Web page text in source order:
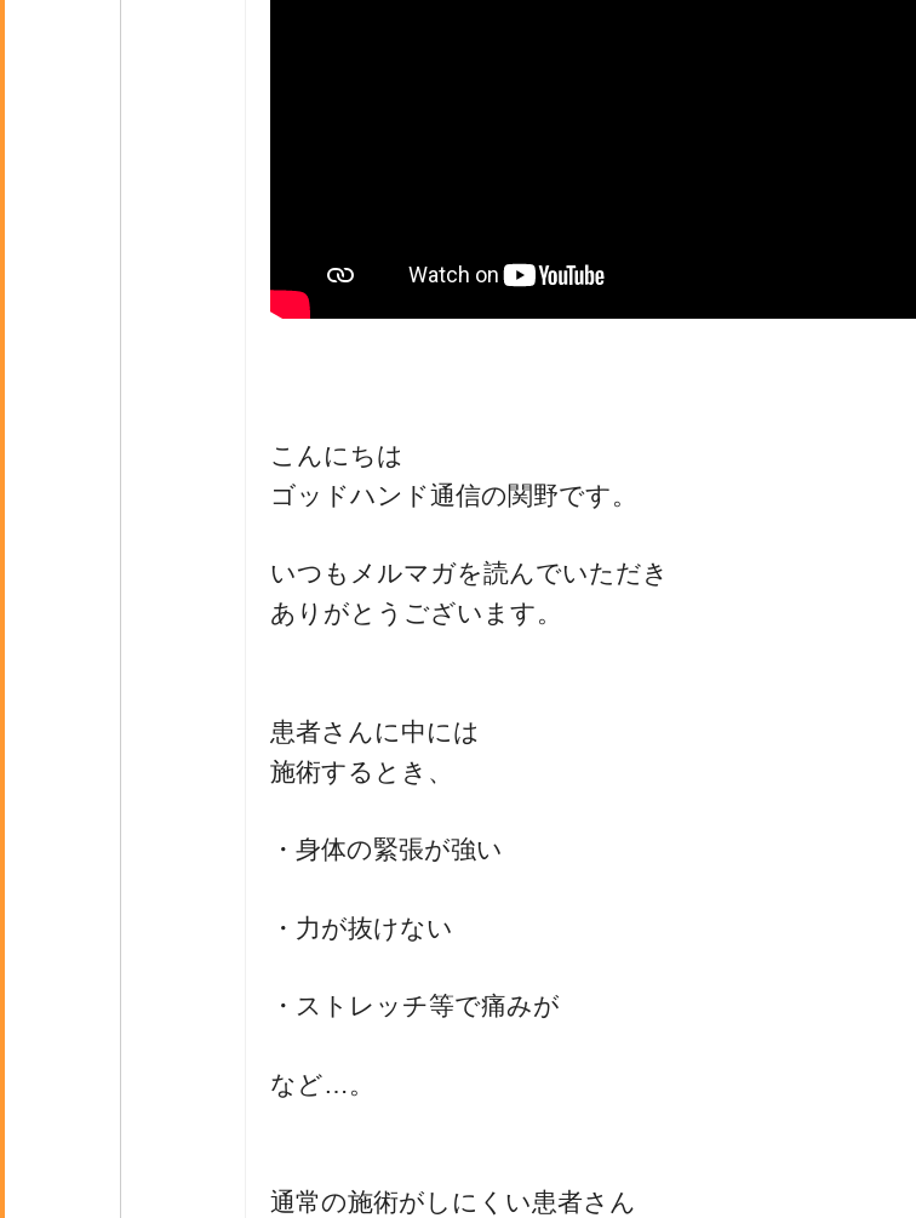
こんにちは
ゴッドハンド通信の関野です。
いつもメルマガを読んでいただき
ありがとうございます。
患者さんに中には
施術するとき、
・身体の緊張が強い
・力が抜けない
・ストレッチ等で痛みが
など…。
通常の施術がしにくい患者さん